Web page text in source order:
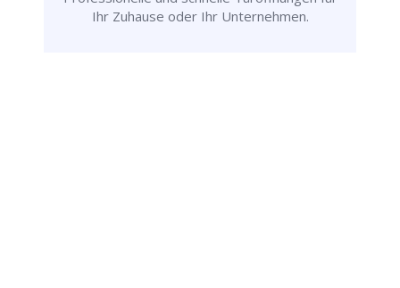
Ihr Zuhause oder Ihr Unternehmen.